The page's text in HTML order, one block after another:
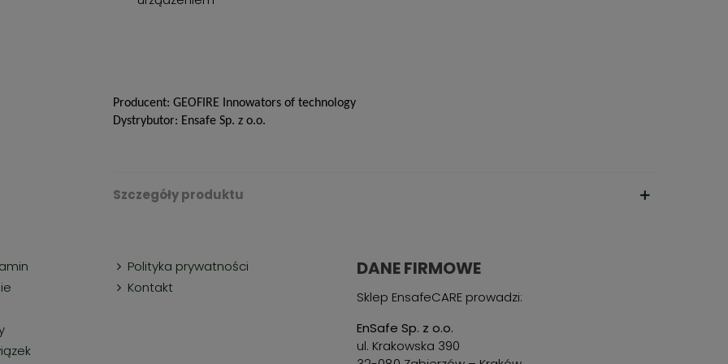
Producent: GEOFIRE Innowators of technology
Dystrybutor: Ensafe Sp. z o.o.
Szczegóły produktu
Polityka prywatności
Kontakt
DANE FIRMOWE
Sklep EnsafeCARE prowadzi:
EnSafe Sp. z o.o.
ul. Krakowska 390